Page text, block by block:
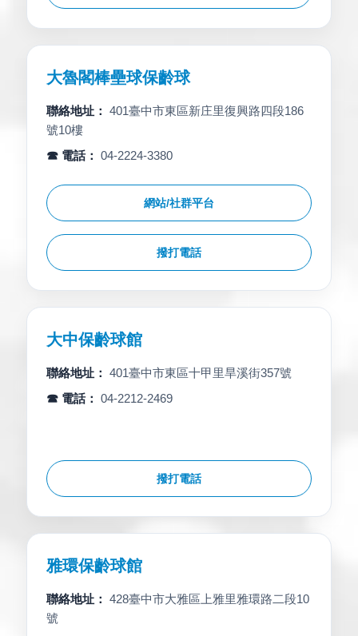
大魯閣棒壘球保齡球
聯絡地址： 401臺中市東區新庄里復興路四段186
號10樓
☎ 電話： 04-2224-3380
網站/社群平台
撥打電話
大中保齡球館
聯絡地址： 401臺中市東區十甲里旱溪街357號
☎ 電話： 04-2212-2469
撥打電話
雅環保齡球館
聯絡地址： 428臺中市大雅區上雅里雅環路二段10
號